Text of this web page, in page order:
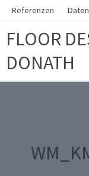
Referenzen
FLOOR
DONATH